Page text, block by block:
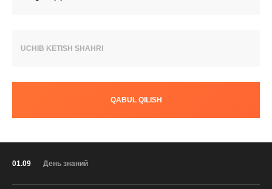
UCHIB KETISH SHAHRI
QABUL QILISH
01.09 День знаний